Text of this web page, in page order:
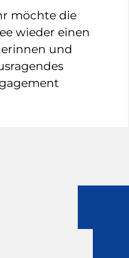
möchte die
wieder einen
und